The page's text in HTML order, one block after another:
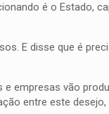
é o Estado,
E disse que é
empresas vão
entre este